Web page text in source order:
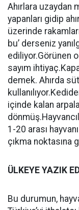
Ahırlara uzaydan
yapanları gidip
üzerinde
bu’ derseniz
ediliyor.Görünen
sayım
demek. Ahırda
içinde kalan
1-20 arası
çıkma noktasına
ÜLKEYE YAZIK
Bu durumun,